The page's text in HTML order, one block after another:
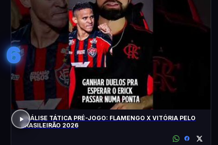
6
ANÁLISE TÁTICA PRÉ-JOGO: FLAMENGO X VITÓRIA PELO
BRASILEIRÃO 2026